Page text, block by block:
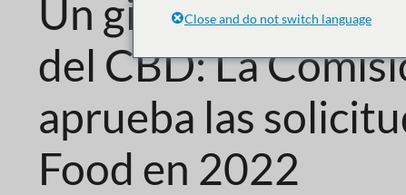
Un giro positivo
del CBD: La
aprueba las
Food en 2022
Close and do not switch language